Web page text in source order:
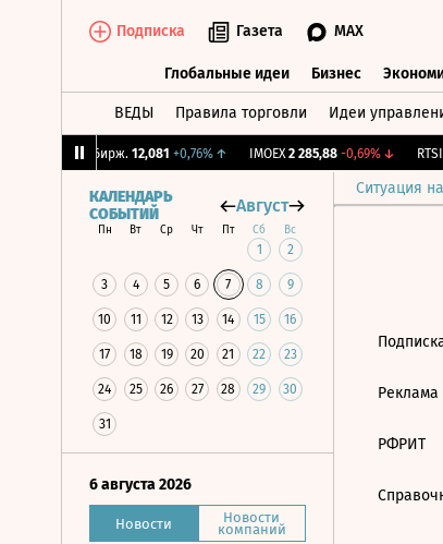
Подписка Газета MAX
Глобальные идеи Бизнес
ВЕДЫ Правила торговли Идеи
CNY Бирж. 12,081 +0,76%↑ IMOEX 2 285,88 -0,69%↓ RTSI
Ситуация
КАЛЕНДАРЬ
СОБЫТИЙ
Август
Пн Вт Ср Чт Пт Сб Вс
1 2
3 4 5 6 7 8 9
10 11 12 13 14 15 16
17 18 19 20 21 22 23
24 25 26 27 28 29 30
31
6 августа 2026
Новости Новости
компаний
Реклама
РФРИТ